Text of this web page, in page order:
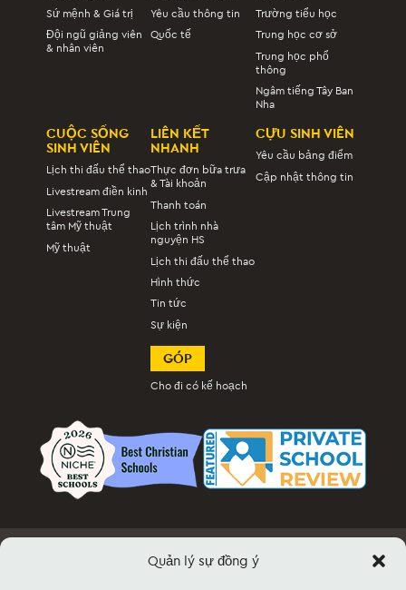
Quản lý sự đồng ý
Sứ mệnh & Giá trị
Đội ngũ giảng viên
& nhân viên
Yêu cầu thông tin
Quốc tế
Trường tiểu học
Trung học cơ sở
Trung học phổ
thông
Ngâm tiếng Tây Ban
Nha
CUỘC SỐNG
SINH VIÊN
Lịch thi đấu thể thao
Livestream điền kinh
Livestream Trung
tâm Mỹ thuật
Mỹ thuật
LIÊN KẾT
NHANH
Thực đơn bữa trưa
& Tài khoản
Thanh toán
Lịch trình nhà
nguyện HS
Lịch thi đấu thể thao
Hình thức
Tin tức
Sự kiện
CỰU SINH VIÊN
Yêu cầu bảng điểm
Cập nhật thông tin
GÓP
Cho đi có kế hoạch
Tài liệu & Biểu mẫu Thông tin sự kiện & Bán vé